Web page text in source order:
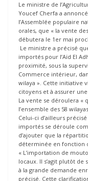
Le ministre de
Youcef Cherfa a
l’Assemblée populaire
orales, que « la vente
débutera le 1er mai
Le ministre a précisé
importés pour l’Aïd El
proximité, sous la
Commerce intérieur,
wilaya ». Cette initiative
citoyens et à assurer
La vente se déroulera «
l’ensemble des 58
Celui-ci d’ailleurs
importés se déroule
d’ajouter que la
déterminée en fonction
« L’importation de
locaux. Il s’agit plutôt
à la grande demande
précisé. Cette